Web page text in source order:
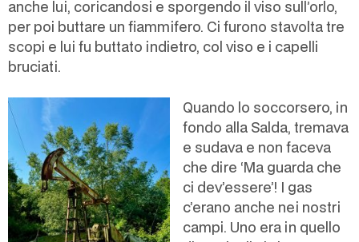
anche lui, coricandosi e sporgendo il viso sull’orlo,
per poi buttare un fiammifero. Ci furono stavolta tre
scopi e lui fu buttato indietro, col viso e i capelli
bruciati.
Quando lo soccorsero, in
fondo alla Salda, tremava
e sudava e non faceva
che dire ‘Ma guarda che
ci dev’essere’! I gas
c’erano anche nei nostri
campi. Uno era in quello